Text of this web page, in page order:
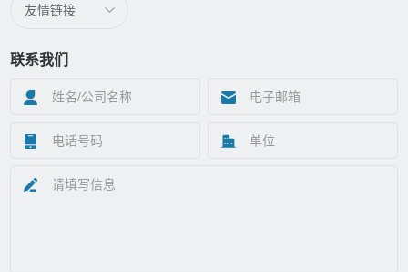
友情链接
联系我们